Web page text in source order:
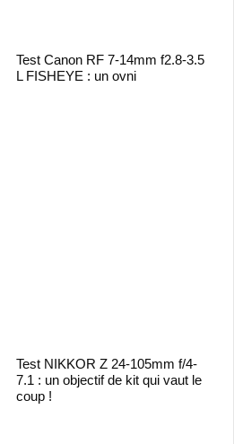
Test Canon RF 7-14mm f2.8-3.5
L FISHEYE : un ovni
Test NIKKOR Z 24-105mm f/4-
7.1 : un objectif de kit qui vaut le
coup !